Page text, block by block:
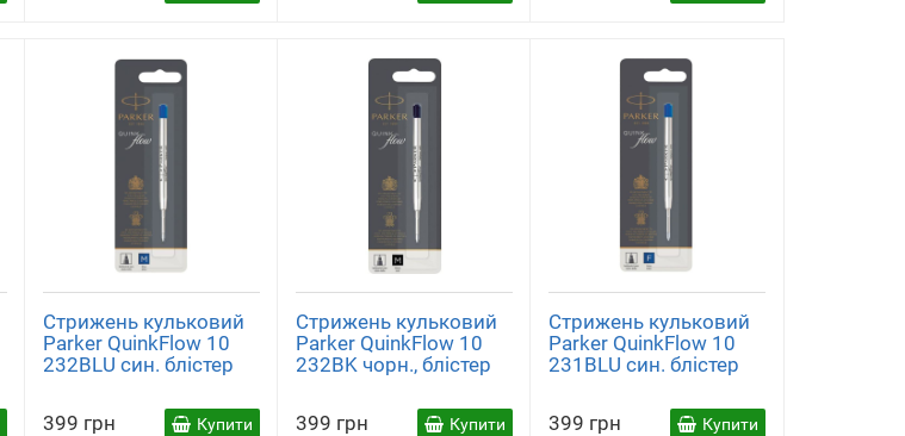
Стрижень кульковий
Parker QuinkFlow 10
232BLU син. блістер
399 грн Купити
Стрижень кульковий
Parker QuinkFlow 10
232BK чорн., блістер
399 грн Купити
Стрижень кульковий
Parker QuinkFlow 10
231BLU син. блістер
399 грн Купити